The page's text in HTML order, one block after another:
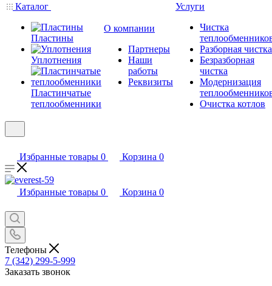
Каталог
Пластины
Уплотнения
Пластинчатые
теплообменники
О компании
Партнеры
Наши
работы
Реквизиты
Услуги
Чистка
Разборная чистка
Безразборная
чистка
Модернизация
Очистка котлов
Избранные товары 0 Корзина 0
Избранные товары 0 Корзина 0
Телефоны
7 (342) 299-5-999
Заказать звонок